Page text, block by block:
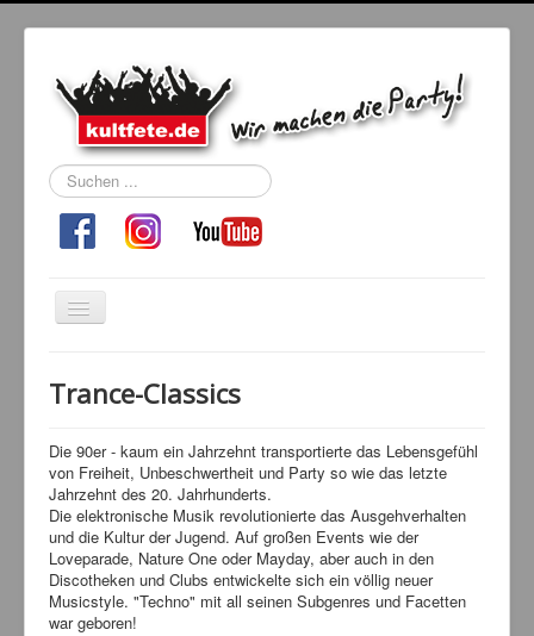
Suchen
...
Navigation
an/aus
Events
Kultfeten
DJ Booking
Tanzschule
Service
Livestream
Trance-Classics
Die 90er - kaum ein Jahrzehnt transportierte das Lebensgefühl
von Freiheit, Unbeschwertheit und Party so wie das letzte
Jahrzehnt des 20. Jahrhunderts.
Die elektronische Musik revolutionierte das Ausgehverhalten
und die Kultur der Jugend. Auf großen Events wie der
Loveparade, Nature One oder Mayday, aber auch in den
Discotheken und Clubs entwickelte sich ein völlig neuer
Musicstyle. "Techno" mit all seinen Subgenres und Facetten
war geboren!